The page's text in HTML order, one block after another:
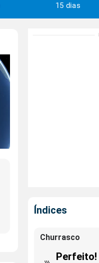
15 dias
Índices
Churrasco
Perfeito!